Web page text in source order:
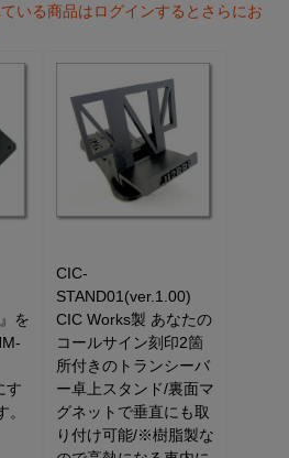
いる商品はログインするとさらにお
を
す
CIC-
STAND01(ver.1.00)
CIC Works製 あなたの
コールサイン刻印2箇
所付きのトランシーバ
ー卓上スタンド/裏面マ
グネットで垂直にも取
り付け可能/※樹脂製な